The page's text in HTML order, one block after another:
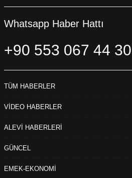
Whatsapp Haber Hattı
+90 553 067 44 30
TÜM HABERLER
VİDEO HABERLER
ALEVİ HABERLERİ
GÜNCEL
EMEK-EKONOMİ